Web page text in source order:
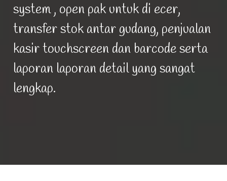
system , open pak untuk di ecer,
transfer stok antar gudang, penjualan
kasir touchscreen dan barcode serta
laporan laporan detail yang sangat
lengkap.